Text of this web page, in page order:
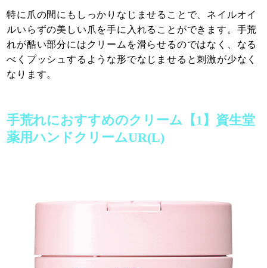
特に爪の間にもしっかりなじませることで、ネイルオイ
ルいらずの美しい爪を手に入れることができます。手荒
れが酷い部分にはクリームを滑らせるのではなく、なる
べくプッシュするような形でなじませると刺激が少なく
なります。
手荒れにおすすめのクリーム【1】資生堂
薬用ハンドクリームUR(L)